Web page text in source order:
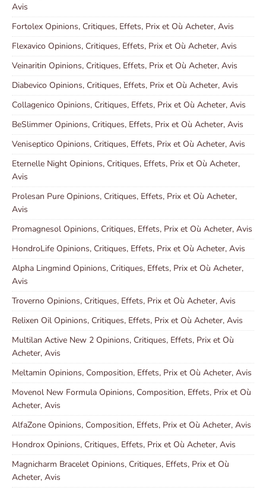
Avis
Fortolex Opinions, Critiques, Effets, Prix et Où Acheter, Avis
Flexavico Opinions, Critiques, Effets, Prix et Où Acheter, Avis
Veinaritin Opinions, Critiques, Effets, Prix et Où Acheter, Avis
Diabevico Opinions, Critiques, Effets, Prix et Où Acheter, Avis
Collagenico Opinions, Critiques, Effets, Prix et Où Acheter, Avis
BeSlimmer Opinions, Critiques, Effets, Prix et Où Acheter, Avis
Veniseptico Opinions, Critiques, Effets, Prix et Où Acheter, Avis
Eternelle Night Opinions, Critiques, Effets, Prix et Où Acheter,
Avis
Prolesan Pure Opinions, Critiques, Effets, Prix et Où Acheter,
Avis
Promagnesol Opinions, Critiques, Effets, Prix et Où Acheter, Avis
HondroLife Opinions, Critiques, Effets, Prix et Où Acheter, Avis
Alpha Lingmind Opinions, Critiques, Effets, Prix et Où Acheter,
Avis
Troverno Opinions, Critiques, Effets, Prix et Où Acheter, Avis
Relixen Oil Opinions, Critiques, Effets, Prix et Où Acheter, Avis
Multilan Active New 2 Opinions, Critiques, Effets, Prix et Où
Acheter, Avis
Meltamin Opinions, Composition, Effets, Prix et Où Acheter, Avis
Movenol New Formula Opinions, Composition, Effets, Prix et Où
Acheter, Avis
AlfaZone Opinions, Composition, Effets, Prix et Où Acheter, Avis
Hondrox Opinions, Critiques, Effets, Prix et Où Acheter, Avis
Magnicharm Bracelet Opinions, Critiques, Effets, Prix et Où
Acheter, Avis